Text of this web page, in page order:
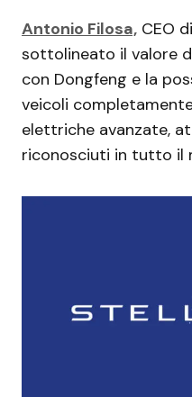
Antonio Filosa, CEO
sottolineato il valore
con Dongfeng e la
veicoli
elettriche avanzate,
riconosciuti in tutto il